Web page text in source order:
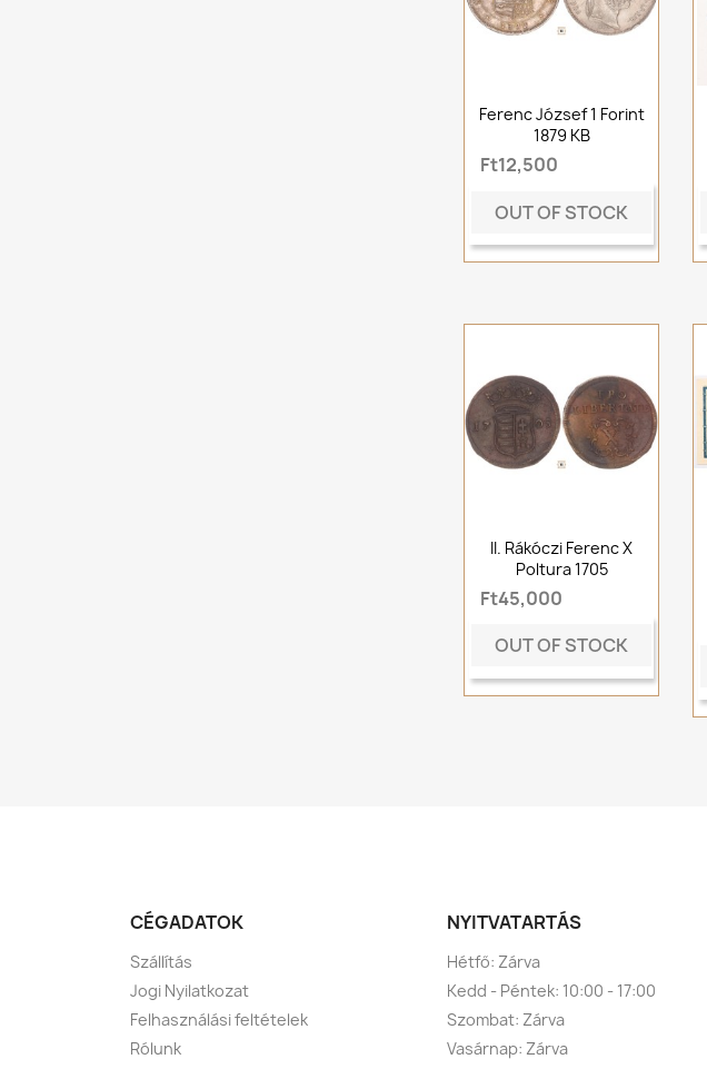
Ferenc József 1 Forint
1879 KB
Ft12,500
OUT OF STOCK
II. Rákóczi Ferenc X
Poltura 1705
Ft45,000
OUT OF STOCK
CÉGADATOK
Szállítás
Jogi Nyilatkozat
Felhasználási feltételek
Rólunk
NYITVATARTÁS
Hétfő: Zárva
Kedd - Péntek: 10:00 - 17:00
Szombat: Zárva
Vasárnap: Zárva